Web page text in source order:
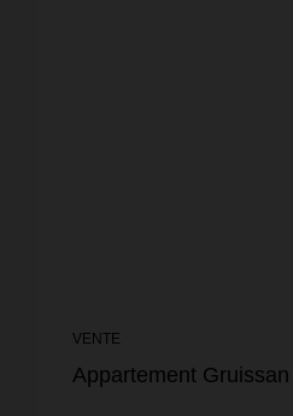
VENTE
Appartement Gruissan